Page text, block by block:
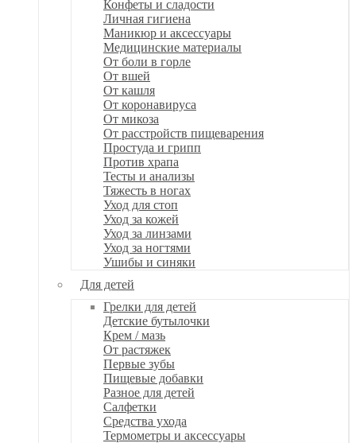
Конфеты и сладости
Личная гигиена
Маникюр и аксессуары
Медицинские материалы
От боли в горле
От вшей
От кашля
От коронавируса
От микоза
От расстройств пищеварения
Простуда и грипп
Против храпа
Тесты и анализы
Тяжесть в ногах
Уход для стоп
Уход за кожей
Уход за линзами
Уход за ногтями
Ушибы и синяки
Для детей
Грелки для детей
Детские бутылочки
Крем / мазь
От растяжек
Первые зубы
Пищевые добавки
Разное для детей
Салфетки
Средства ухода
Термометры и аксессуары